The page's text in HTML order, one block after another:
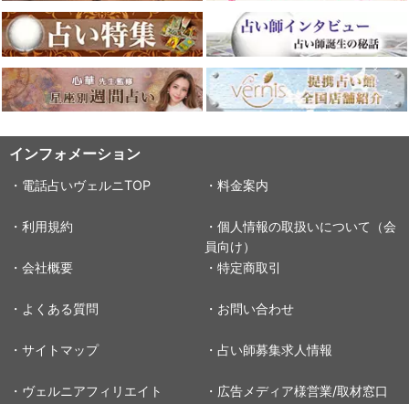
インフォメーション
・電話占いヴェルニTOP ・料金案内
・利用規約
・個人情報の取扱いについて（会
員向け）
・会社概要
・特定商取引
・よくある質問 ・お問い合わせ
・サイトマップ ・占い師募集求人情報
・ヴェルニアフィリエイト ・広告メディア様営業/取材窓口